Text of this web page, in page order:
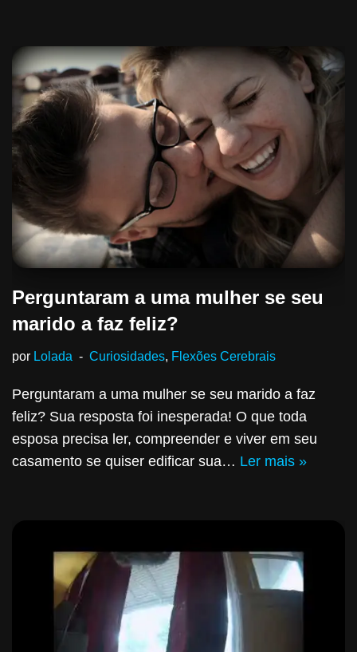
Perguntaram a uma mulher se seu
marido a faz feliz?
por Lolada Curiosidades, Flexões Cerebrais
Perguntaram a uma mulher se seu marido a faz
feliz? Sua resposta foi inesperada! O que toda
esposa precisa ler, compreender e viver em seu
casamento se quiser edificar sua… Ler mais »